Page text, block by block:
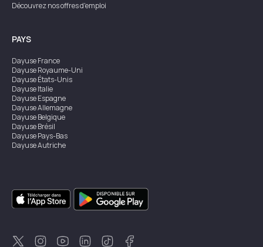
Découvrez nos offres d'emploi
PAYS
DayuseFrance
DayuseRoyaume-Uni
DayuseÉtats-Unis
DayuseItalie
DayuseEspagne
DayuseAllemagne
DayuseBelgique
DayuseBrésil
DayusePays-Bas
DayuseAutriche
DayuseSingapour
DayuseSuède
DayuseThaïlande
DayuseNouvelle-Zélande